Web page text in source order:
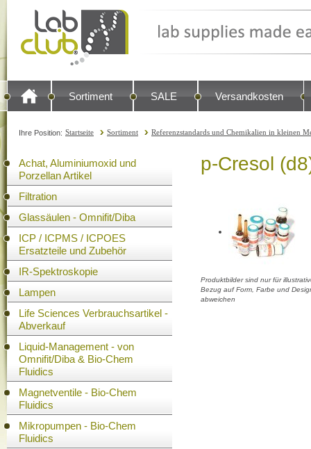
Sortiment SALE Versandkosten
Ihre Position: Startseite Sortiment Referenzstandards und Chemikalien in kleinen
Achat, Aluminiumoxid und
Porzellan Artikel
Filtration
Glassäulen - Omnifit/Diba
ICP / ICPMS / ICPOES
Ersatzteile und Zubehör
IR-Spektroskopie
Lampen
Life Sciences Verbrauchsartikel -
Abverkauf
Liquid-Management - von
Omnifit/Diba & Bio-Chem
Fluidics
Magnetventile - Bio-Chem
Fluidics
Mikropumpen - Bio-Chem
Fluidics
p-Cresol
Produktbilder sind nur für
Bezug auf Form, Farbe und
abweichen